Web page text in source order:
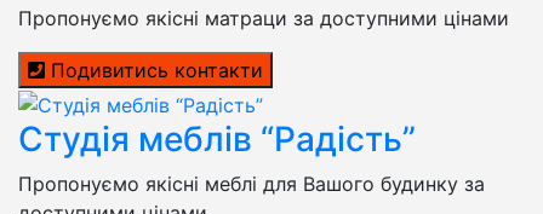
Пропонуємо якісні матраци за доступними цінами
Подивитись контакти
Студія меблів “Радість”
Пропонуємо якісні меблі для Вашого будинку за